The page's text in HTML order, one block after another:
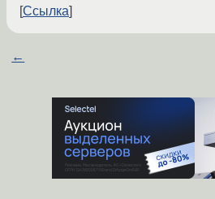
Ссылка
←